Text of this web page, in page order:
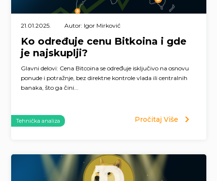
21.01.2025. Autor: Igor Mirković
Ko određuje cenu Bitkoina i gde
je najskuplji?
Glavni delovi: Cena Bitcoina se određuje isključivo na osnovu
ponude i potražnje, bez direktne kontrole vlada ili centralnih
banaka, što ga čini...
Tehnička analiza Pročitaj Više